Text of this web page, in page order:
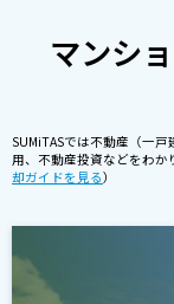
マンシ
SUMiTASでは不動産（一
用、不動産投資などをわか
却ガイドを見る）